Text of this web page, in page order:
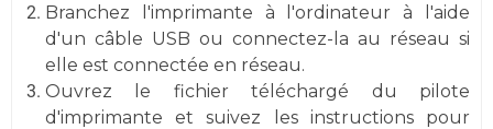
Branchez l'imprimante à l'ordinateur à l'aide
d'un câble USB ou connectez-la au réseau si
elle est connectée en réseau.
Ouvrez le fichier téléchargé du pilote
d'imprimante et suivez les instructions pour